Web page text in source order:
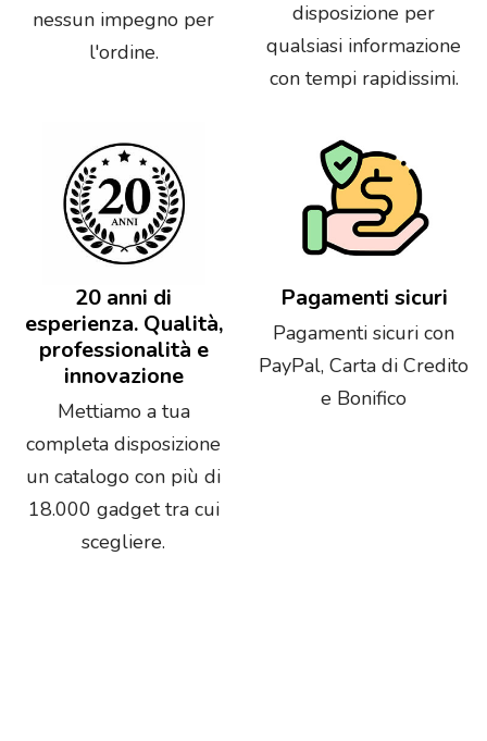
nessun impegno per
l'ordine.
disposizione per
qualsiasi informazione
con tempi rapidissimi.
20 anni di
esperienza. Qualità,
professionalità e
innovazione
Mettiamo a tua
completa disposizione
un catalogo con più di
18.000 gadget tra cui
scegliere.
Pagamenti sicuri
Pagamenti sicuri con
PayPal, Carta di Credito
e Bonifico